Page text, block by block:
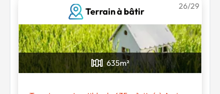
Terrain à bâtir
26/29
635m²